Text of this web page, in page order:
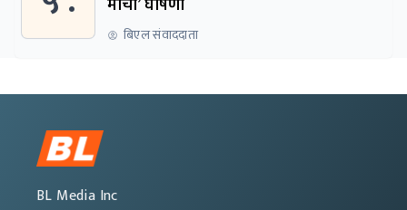
मोर्चा’ घोषणा
बिएल संवाददाता
BL Media Inc